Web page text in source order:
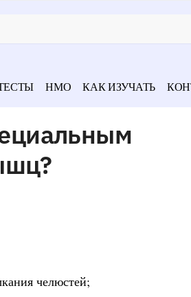
НМО КАК ИЗУЧАТЬ
челюстей;